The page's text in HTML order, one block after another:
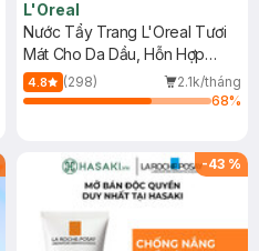
L'Oreal
Nước Tẩy Trang L'Oreal Tươi
Mát Cho Da Dầu, Hỗn Hợp
400ml
4.8 (298)
2.1k/tháng
68%
-43 %